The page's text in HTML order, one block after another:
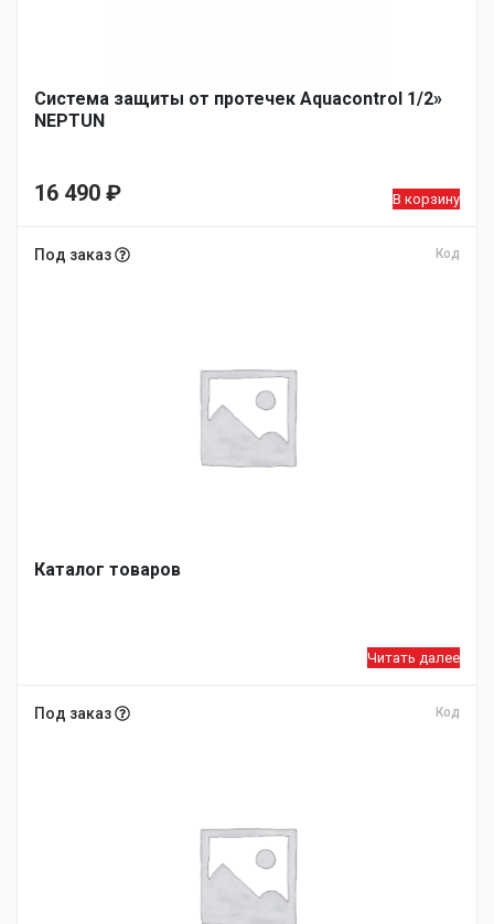
Система защиты от протечек Aquacontrol 1/2»
NEPTUN
16 490 ₽ В корзину
Под заказ Код
Каталог товаров
Читать далее
Под заказ Код